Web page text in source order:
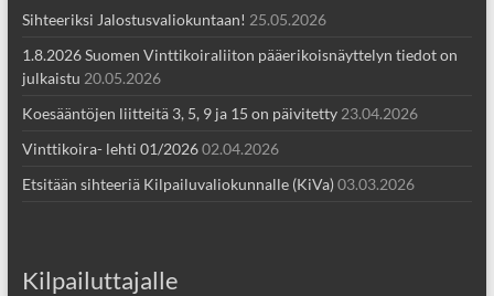
Sihteeriksi Jalostusvaliokuntaan! 25.05.2026
1.8.2026 Suomen Vinttikoiraliiton pääerikoisnäyttelyn tiedot on
julkaistu 20.05.2026
Koesääntöjen liitteitä 3, 5, 9 ja 15 on päivitetty 23.04.2026
Vinttikoira- lehti 01/202602.04.2026
Etsitään sihteeriä Kilpailuvaliokunnalle (KiVa)03.03.2026
Kilpailuttajalle